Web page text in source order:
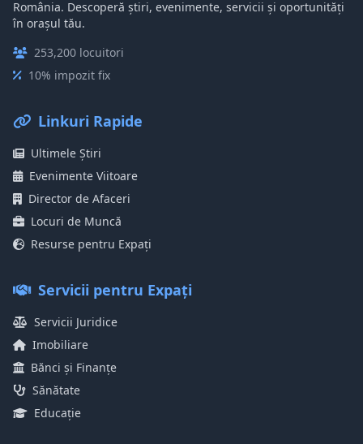
România. Descoperă știri, evenimente, servicii și oportunități
în orașul tău.
253,200 locuitori
10% impozit fix
Linkuri Rapide
Ultimele Știri
Evenimente Viitoare
Director de Afaceri
Locuri de Muncă
Resurse pentru Expați
Servicii pentru Expați
Servicii Juridice
Imobiliare
Bănci și Finanțe
Sănătate
Educație